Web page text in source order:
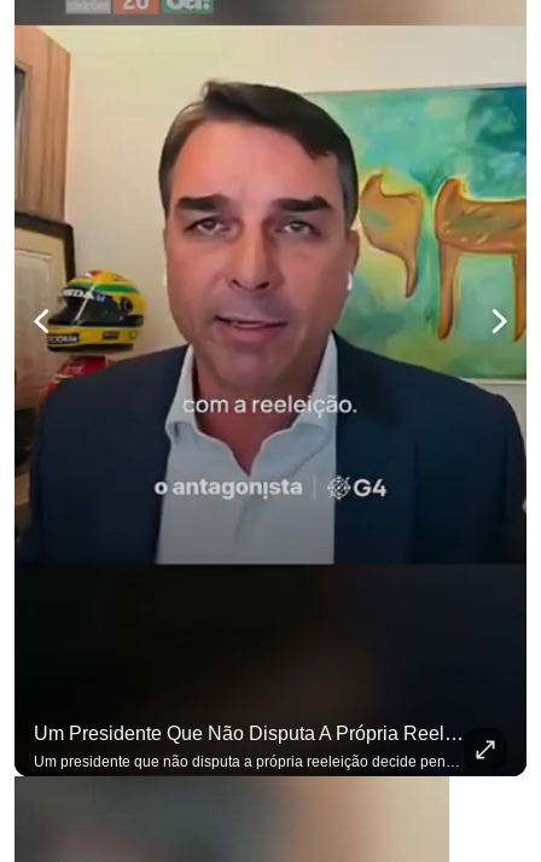
Um Presidente Que Não Disputa A Própria Reeleição Decide Pensando Em Quem Vem Depois.